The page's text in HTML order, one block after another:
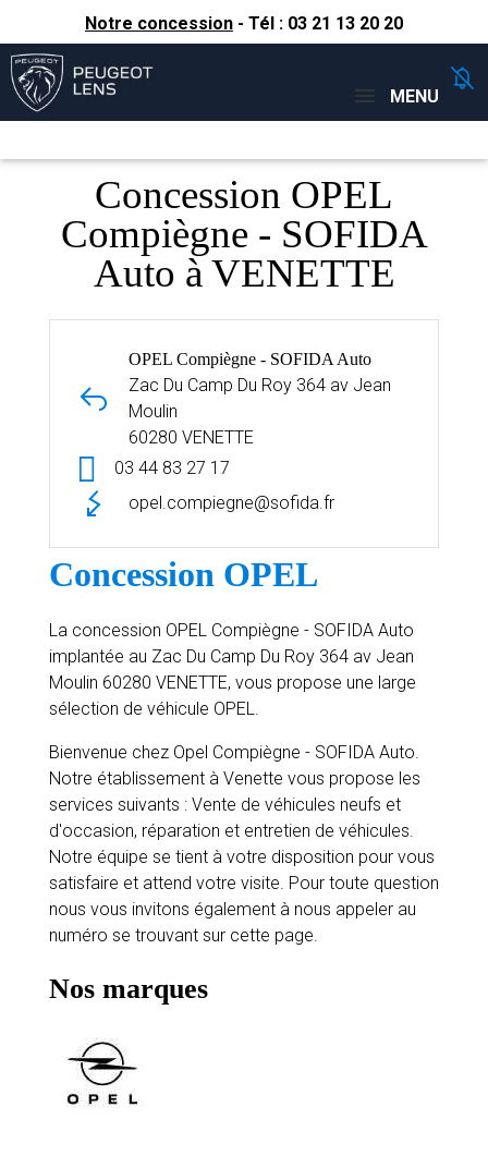
Notre concession - Tél : 03 21 13 20 20
Concessions
MENU
Concession OPEL
Compiègne - SOFIDA
Auto à VENETTE
OPEL Compiègne - SOFIDA Auto
Zac Du Camp Du Roy 364 av Jean
Moulin
60280 VENETTE
03 44 83 27 17
opel.compiegne@sofida.fr
Concession OPEL
La concession OPEL Compiègne - SOFIDA Auto
implantée au Zac Du Camp Du Roy 364 av Jean
Moulin 60280 VENETTE, vous propose une large
sélection de véhicule OPEL.
Bienvenue chez Opel Compiègne - SOFIDA Auto.
Notre établissement à Venette vous propose les
services suivants : Vente de véhicules neufs et
d'occasion, réparation et entretien de véhicules.
Notre équipe se tient à votre disposition pour vous
satisfaire et attend votre visite. Pour toute question
nous vous invitons également à nous appeler au
numéro se trouvant sur cette page.
Nos marques